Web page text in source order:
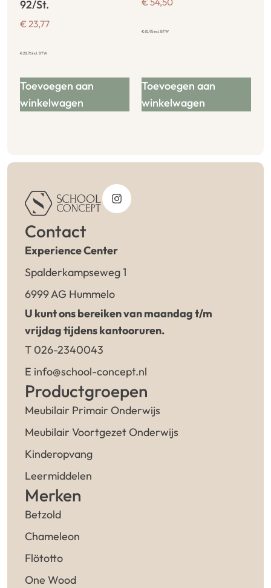
92/St.
€ 23,77
€28,76incl. BTW
Toevoegen aan
winkelwagen
€65,95incl. BTW
Toevoegen aan
winkelwagen
Contact
Experience Center
Spalderkampseweg 1
6999 AG Hummelo
U kunt ons bereiken van maandag t/m
vrijdag tijdens kantooruren.
T 026-2340043
E info@school-concept.nl
Productgroepen
Meubilair Primair Onderwijs
Meubilair Voortgezet Onderwijs
Kinderopvang
Leermiddelen
Merken
Betzold
Chameleon
Flötotto
One Wood